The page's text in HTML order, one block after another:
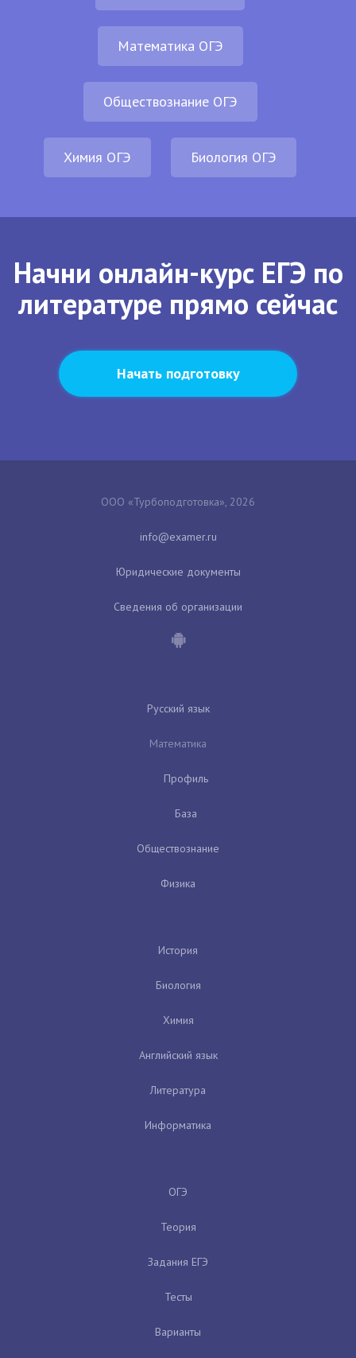
Математика ОГЭ
Обществознание ОГЭ
Химия ОГЭ Биология ОГЭ
Начни онлайн-курс ЕГЭ по
литературе прямо сейчас
Начать подготовку
ООО «Турбоподготовка», 2026
Юридические документы
Сведения об организации
Русский язык
Математика
Профиль
База
Обществознание
Физика
История
Биология
Химия
Английский язык
Литература
Информатика
ОГЭ
Теория
Задания ЕГЭ
Тесты
Варианты